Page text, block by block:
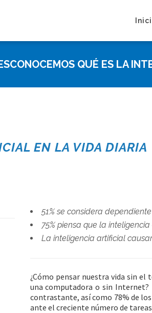
QUÉ ES LA
EN LA VIDA DIARIA
51% se considera
75% piensa que la
La inteligencia artificial
¿Cómo pensar nuestra vida sin
una computadora o sin Internet?
contrastante, así como 78% de
ante el creciente número de